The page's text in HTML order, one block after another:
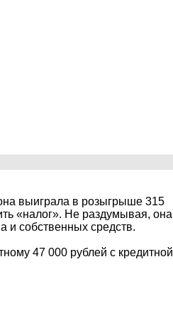
выиграла в розыгрыше 315
«налог». Не раздумывая, она
и собственных средств.
47 000 рублей с кредитной